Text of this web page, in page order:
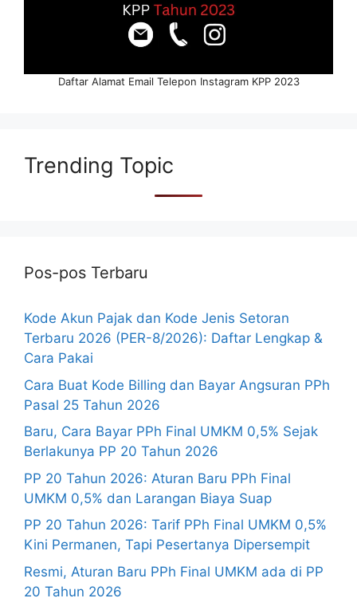
Daftar Alamat Email Telepon Instagram KPP 2023
Trending Topic
Pos-pos Terbaru
Kode Akun Pajak dan Kode Jenis Setoran
Terbaru 2026 (PER-8/2026): Daftar Lengkap &
Cara Pakai
Cara Buat Kode Billing dan Bayar Angsuran PPh
Pasal 25 Tahun 2026
Baru, Cara Bayar PPh Final UMKM 0,5% Sejak
Berlakunya PP 20 Tahun 2026
PP 20 Tahun 2026: Aturan Baru PPh Final
UMKM 0,5% dan Larangan Biaya Suap
PP 20 Tahun 2026: Tarif PPh Final UMKM 0,5%
Kini Permanen, Tapi Pesertanya Dipersempit
Resmi, Aturan Baru PPh Final UMKM ada di PP
20 Tahun 2026